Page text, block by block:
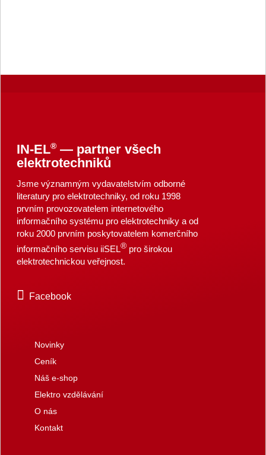
IN-EL®— partner všech
elektrotechniků
Jsme významným vydavatelstvím odborné
literatury pro elektrotechniky, od roku 1998
prvním provozovatelem internetového
informačního systému pro elektrotechniky a od
roku 2000 prvním poskytovatelem komerčního
informačního servisu iiSEL®pro širokou
elektrotechnickou veřejnost.
Facebook
Novinky
Ceník
Náš e-shop
Elektro vzdělávání
O nás
Kontakt